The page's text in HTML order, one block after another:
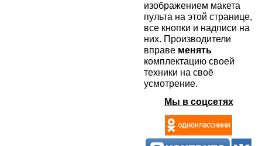
изображением макета
пульта на этой странице,
все кнопки и надписи на
них. Производители
вправе менять
комплектацию своей
техники на своё
усмотрение.
Мы в соцсетях